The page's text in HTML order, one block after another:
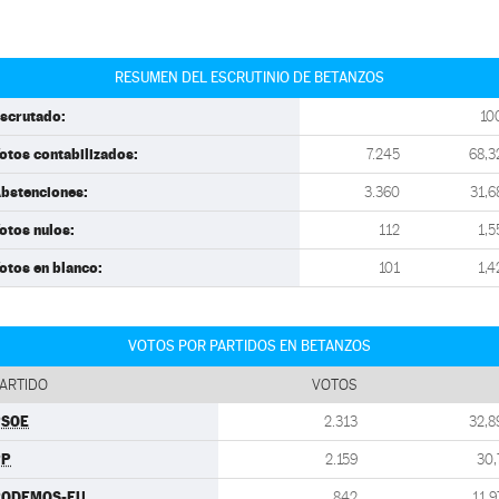
RESUMEN DEL ESCRUTINIO DE BETANZOS
contabilizados: 7.245
3.360
nulos: 112
en blanco: 101
VOTOS POR PARTIDOS EN BETANZOS
VOTOS
2.313
2.159